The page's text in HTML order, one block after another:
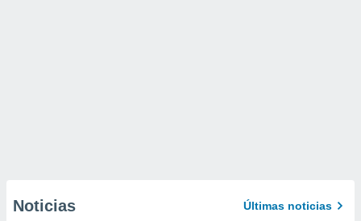
Noticias Últimas noticias